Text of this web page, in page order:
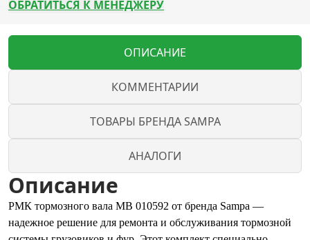
ОБРАТИТЬСЯ К МЕНЕДЖЕРУ
ОПИСАНИЕ
КОММЕНТАРИИ
ТОВАРЫ БРЕНДА SAMPA
АНАЛОГИ
Описание
РМК тормозного вала MB 010592 от бренда Sampa —
надежное решение для ремонта и обслуживания тормозной